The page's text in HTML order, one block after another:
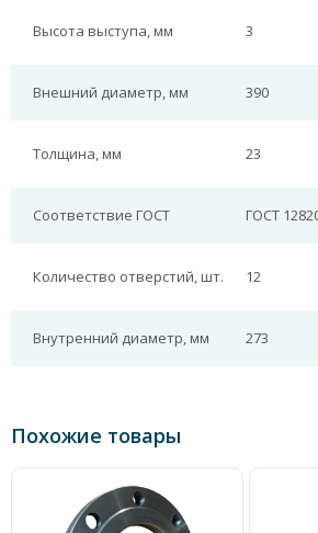
Высота выступа, мм 3
Внешний диаметр, мм 390
Толщина, мм 23
Соответствие ГОСТ ГОСТ
Количество отверстий, шт. 12
Внутренний диаметр, мм 273
Похожие товары